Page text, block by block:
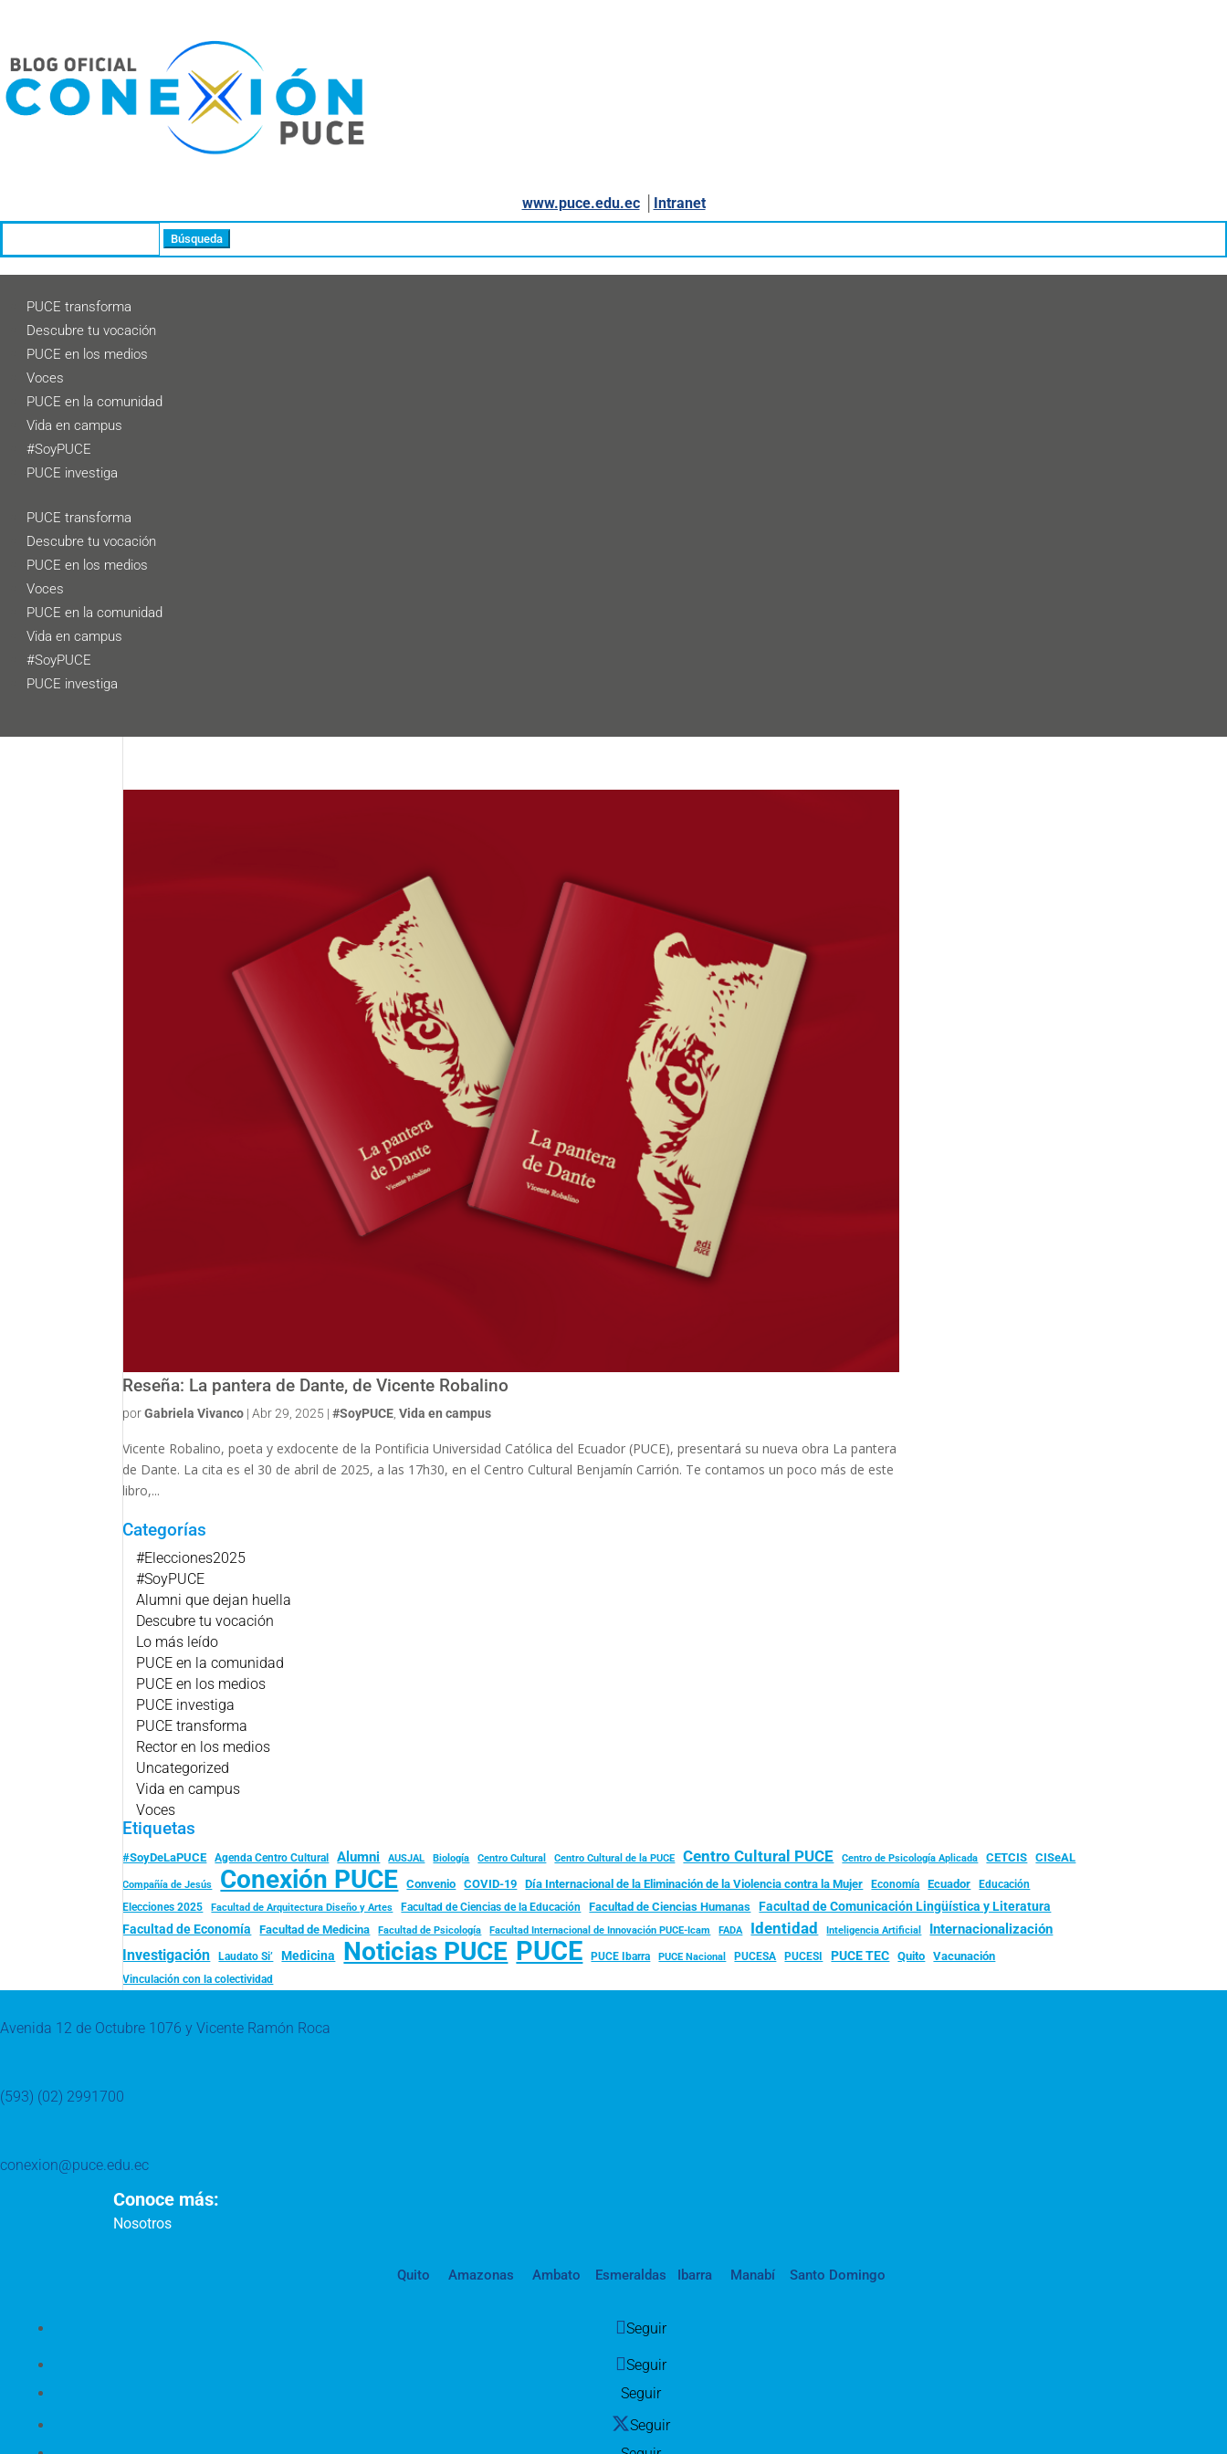
www.puce.edu.ec│ Intranet
PUCE transforma
Descubre tu vocación
PUCE en los medios
Voces
PUCE en la comunidad
Vida en campus
#SoyPUCE
PUCE investiga
PUCE transforma
Descubre tu vocación
PUCE en los medios
Voces
PUCE en la comunidad
Vida en campus
#SoyPUCE
PUCE investiga
Reseña: La pantera de Dante, de Vicente Robalino
porGabriela Vivanco |Abr 29, 2025 |#SoyPUCE ,Vida en campus
Vicente Robalino, poeta y exdocente de la Pontificia Universidad Católica del Ecuador (PUCE), presentará su nueva obra La pantera
de Dante. La cita es el 30 de abril de 2025, a las 17h30, en el Centro Cultural Benjamín Carrión. Te contamos un poco más de este
libro,...
Categorías
#Elecciones2025
#SoyPUCE
Alumni que dejan huella
Descubre tu vocación
Lo más leído
PUCE en la comunidad
PUCE en los medios
PUCE investiga
PUCE transforma
Rector en los medios
Uncategorized
Vida en campus
Voces
Etiquetas
#SoyDeLaPUCE Agenda Centro Cultural Alumni AUSJAL Biología Centro Cultural Centro Cultural de la PUCE Centro Cultural PUCE Centro de Psicología Aplicada CETCIS CISeAL
Compañía de Jesús Conexión PUCE Convenio COVID-19 Día Internacional de la Eliminación de la Violencia contra la Mujer Economía Ecuador
Educación
Elecciones 2025
Facultad de Arquitectura Diseño y Artes Facultad de Ciencias de la Educación Facultad de Ciencias Humanas Facultad de Comunicación Lingüística y Literatura
Facultad de Economía Facultad de Medicina Facultad de Psicología Facultad Internacional de Innovación PUCE-Icam FADA Identidad Inteligencia Artificial Internacionalización
Investigación Laudato Si’ Medicina Noticias PUCE PUCE PUCE Ibarra PUCE Nacional PUCESA PUCESI PUCE TEC Quito Vacunación
Vinculación con la colectividad
Avenida 12 de Octubre 1076 y Vicente Ramón Roca
(593) (02) 2991700
conexion@puce.edu.ec
Conoce más:
Nosotros
Quito Amazonas Ambato Esmeraldas Ibarra Manabí Santo Domingo
Seguir
Seguir
Seguir
Seguir